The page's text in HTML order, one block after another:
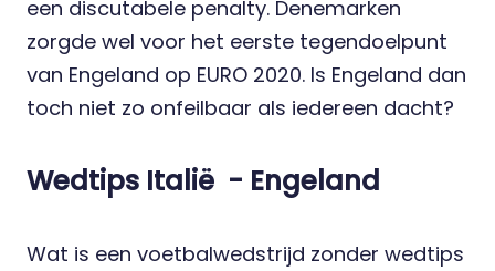
een discutabele penalty. Denemarken
zorgde wel voor het eerste tegendoelpunt
van Engeland op EURO 2020. Is Engeland dan
toch niet zo onfeilbaar als iedereen dacht?
Wedtips Italië - Engeland
Wat is een voetbalwedstrijd zonder wedtips